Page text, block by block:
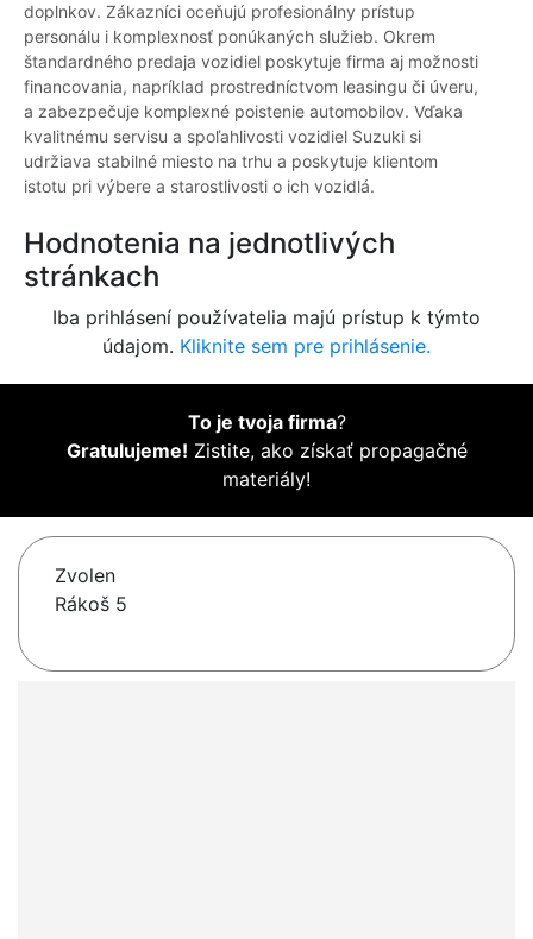
doplnkov. Zákazníci oceňujú profesionálny prístup
personálu i komplexnosť ponúkaných služieb. Okrem
štandardného predaja vozidiel poskytuje firma aj možnosti
financovania, napríklad prostredníctvom leasingu či úveru,
a zabezpečuje komplexné poistenie automobilov. Vďaka
kvalitnému servisu a spoľahlivosti vozidiel Suzuki si
udržiava stabilné miesto na trhu a poskytuje klientom
istotu pri výbere a starostlivosti o ich vozidlá.
Hodnotenia na jednotlivých
stránkach
Iba prihlásení používatelia majú prístup k týmto
údajom. Kliknite sem pre prihlásenie.
To je tvoja firma?
Gratulujeme! Zistite, ako získať propagačné
materiály!
Zvolen
Rákoš 5